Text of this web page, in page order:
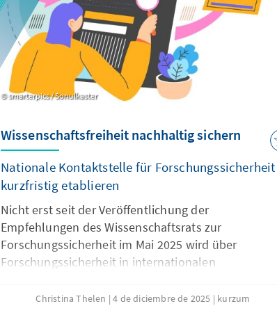
smarterpics / Sonulkaster
Wissenschaftsfreiheit nachhaltig sichern
Nationale Kontaktstelle für Forschungssicherheit
kurzfristig etablieren
Nicht erst seit der Veröffentlichung der
Empfehlungen des Wissenschaftsrats zur
Forschungssicherheit im Mai 2025 wird über
Forschungssicherheit in internationalen
bis vor wenigen Jahren im Regelfall positiv belegt –
Christina Thelen 4 de diciembre de 2025 kurzum